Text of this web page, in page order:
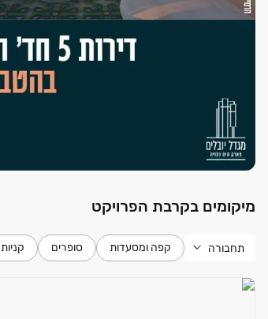
מיקומים בקרבת הפרויקט
תחבורה קפה ומסעדות סופרים קניות